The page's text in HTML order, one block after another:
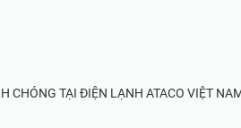
CHÓNG TẠI ĐIỆN LẠNH ATACO VIỆT